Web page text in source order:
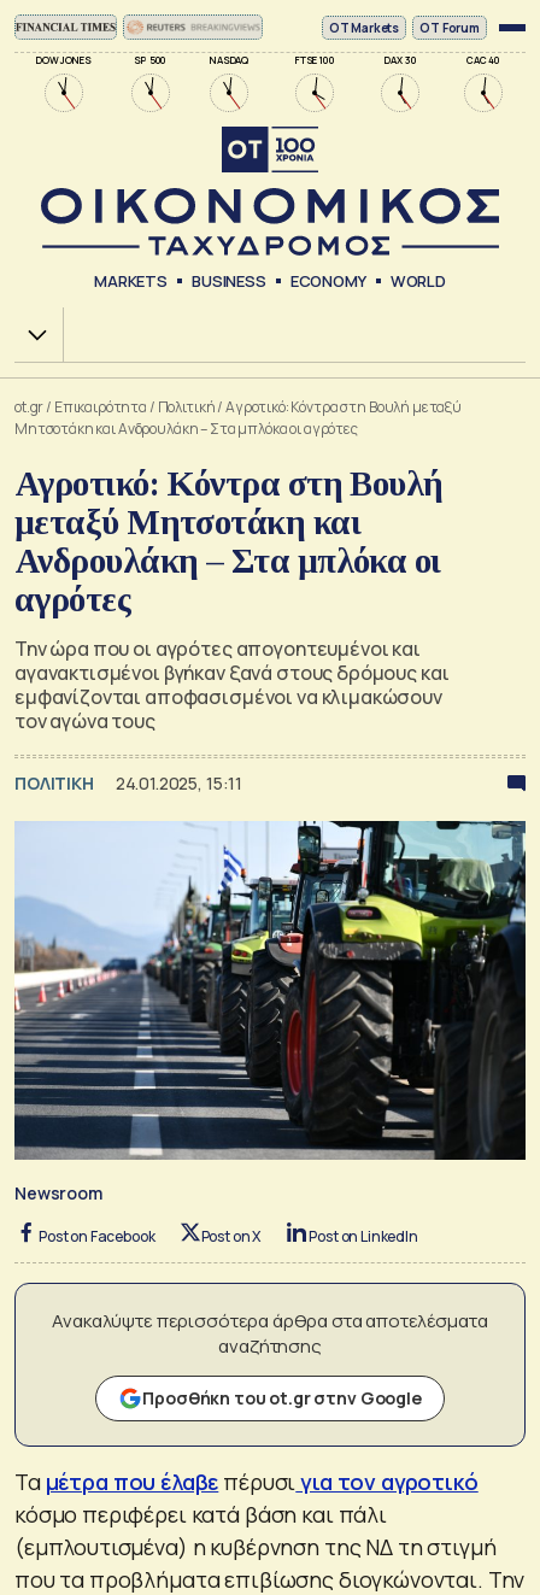
DOW JONES SP 500 NASDAQ FTSE 100 DAX 30 CAC 40
ΟΤ Markets OT Forum
MARKETS BUSINESS ECONOMY WORLD
Χ.Α.
ot.gr/ Επικαιρότητα / Πολιτική/Αγροτικό: Κόντρα στη Βουλή μεταξύ
Μητσοτάκη και Ανδρουλάκη – Στα μπλόκα οι αγρότες
Αγροτικό: Κόντρα στη Βουλή
μεταξύ Μητσοτάκη και
Ανδρουλάκη – Στα μπλόκα οι
αγρότες
Την ώρα που οι αγρότες απογοητευμένοι και
αγανακτισμένοι βγήκαν ξανά στους δρόμους και
εμφανίζονται αποφασισμένοι να κλιμακώσουν
τον αγώνα τους
ΠΟΛΙΤΙΚΗ 24.01.2025, 15:11
Newsroom
Post on Facebook Post on X Post on LinkedIn
Ανακαλύψτε περισσότερα άρθρα στα αποτελέσματα
αναζήτησης
Προσθήκη του ot.gr στην Google
Τα μέτρα που έλαβε πέρυσι για τον αγροτικό
κόσμο περιφέρει κατά βάση και πάλι
(εμπλουτισμένα) η κυβέρνηση της ΝΔ τη στιγμή
που τα προβλήματα επιβίωσης διογκώνονται. Την